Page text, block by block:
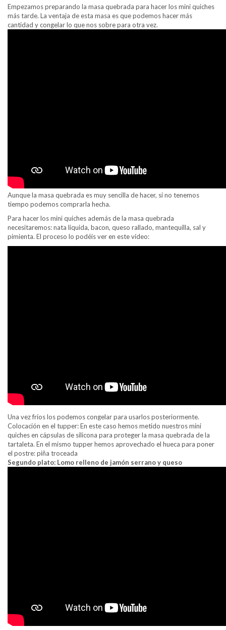
Empezamos preparando la masa quebrada para hacer los mini quiches
más tarde. La ventaja de esta masa es que podemos hacer más
cantidad y congelar lo que nos sobre para otra vez.
Aunque la masa quebrada es muy sencilla de hacer, si no tenemos
tiempo podemos comprarla hecha.
Para hacer los mini quiches además de la masa quebrada
necesitaremos: nata liquida, bacon, queso rallado, mantequilla, sal y
pimienta. El proceso lo podéis ver en este vídeo:
Una vez fríos los podemos congelar para usarlos posteriormente.
Colocación en el tupper: En este caso hemos metido nuestros mini
quiches en cápsulas de silicona para proteger la masa quebrada de la
tartaleta. En el mismo tupper hemos aprovechado el hueca para poner
el postre: piña troceada
Segundo plato: Lomo relleno de jamón serrano y queso